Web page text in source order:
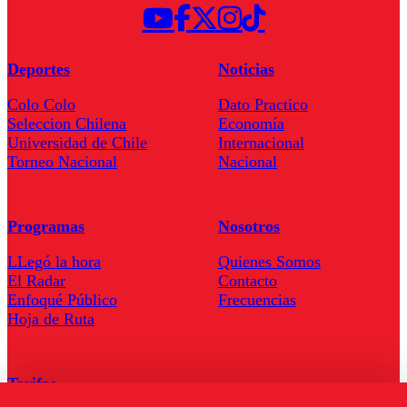
Deportes
Colo Colo
Seleccion Chilena
Universidad de Chile
Torneo Nacional
Noticias
Dato Practico
Economía
Internacional
Nacional
Programas
LLegó la hora
El Radar
Enfoqué Público
Hoja de Ruta
Nosotros
Quienes Somos
Contacto
Frecuencias
Tarifas